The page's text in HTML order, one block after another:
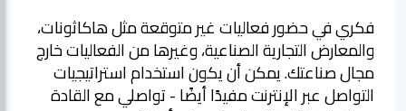
فكري في حضور فعاليات غير متوقعة مثل هاكاثونات،
والمعارض التجارية الصناعية، وغيرها من الفعاليات خارج
مجال صناعتك. يمكن أن يكون استخدام استراتيجيات
التواصل عبر الإنترنت مفيدًا أيضًا - تواصلي مع القادة